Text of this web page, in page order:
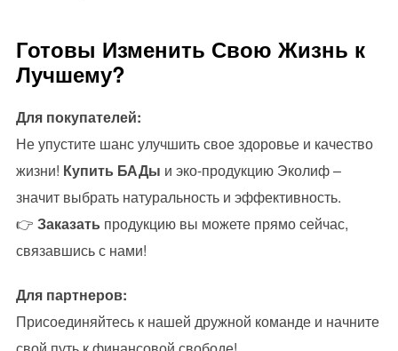
Готовы Изменить Свою Жизнь к
Лучшему?
Для покупателей:
Не упустите шанс улучшить свое здоровье и качество
жизни! Купить БАДы и эко-продукцию Эколиф –
значит выбрать натуральность и эффективность.
👉 Заказать продукцию вы можете прямо сейчас,
связавшись с нами!
Для партнеров:
Присоединяйтесь к нашей дружной команде и начните